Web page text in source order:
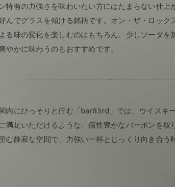
特有の力強さを味わいたい方にはたまらない仕上
んでグラスを傾ける銘柄です。オン・ザ・ロック
る味の変化を楽しむのはもちろん、少しソーダを
やかに味わうのもおすすめです。
内にひっそりと佇む「bar83rd」では、ウイスキ
満足いただけるような、個性豊かなバーボンを取
む静寂な空間で、力強い一杯とじっくり向き合う